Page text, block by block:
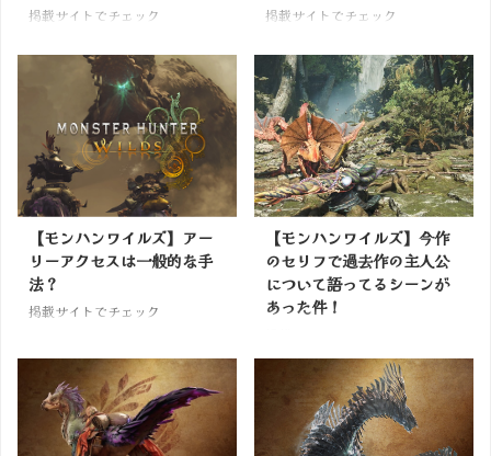
掲載サイトでチェック 掲載サイトでチェック
【モンハンワイルズ】アー
リーアクセスは一般的な手
法？
掲載サイトでチェック
【モンハンワイルズ】今作
のセリフで過去作の主人公
について語ってるシーンが
あった件！